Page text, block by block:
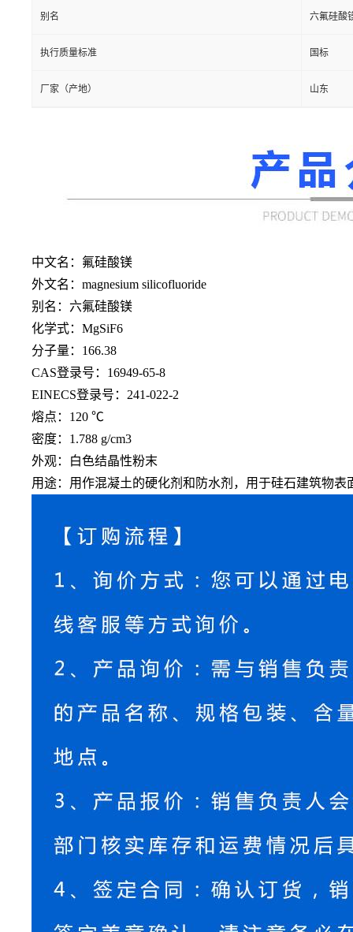
别名 六氟硅酸
执行质量标准 国标
厂家（产地） 山东
中文名：氟硅酸镁
外文名： magnesium silicofluoride
别名：六氟硅酸镁
化学式： MgSiF6
分子量： 166.38
CAS登录号：16949-65-8
EINECS登录号：241-022-2
熔点： 120 ℃
密度： 1.788 g/cm3
外观：白色结晶性粉末
用途：用作混凝土的硬化剂和防水剂，用于硅石建筑物